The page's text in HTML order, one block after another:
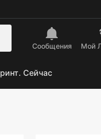
Сообщения Mой
Сейчас